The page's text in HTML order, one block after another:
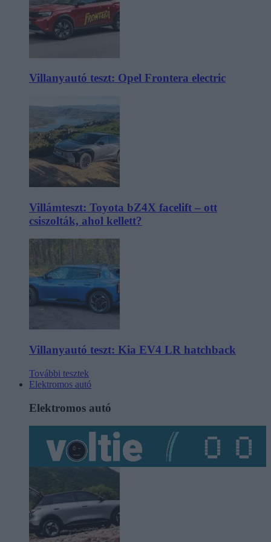
Villanyautó teszt: Opel Frontera electric
Villámteszt: Toyota bZ4X facelift – ott
csiszolták, ahol kellett?
Villanyautó teszt: Kia EV4 LR hatchback
További tesztek
Elektromos autó
Elektromos autó